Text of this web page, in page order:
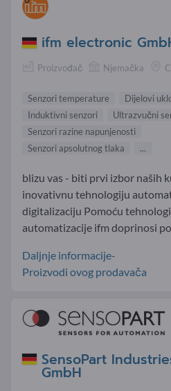
ifm electronic
Proizvođač Njemačka
Senzori temperature
Dijelovi
Induktivni senzori
Ultrazvučni
Senzori razine napunjenosti
Senzori apsolutnog tlaka
...
blizu vas - biti prvi izbor naših
inovativnu tehnologiju
digitalizaciju Pomoću
automatizacije ifm doprinosi
Daljnje informacije-
Proizvodi ovog prodavača
SensoPart
GmbH